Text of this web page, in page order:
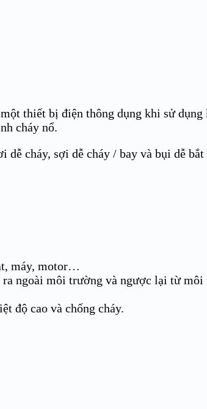
thiết bị điện thông dụng khi sử dụng
cháy nổ.
cháy, sợi dễ cháy / bay và bụi dễ bắt
máy, motor…
ngoài môi trường và ngược lại từ môi
độ cao và chống cháy.